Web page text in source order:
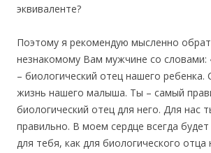
эквиваленте?
Поэтому я рекомендую мысленно
незнакомому Вам мужчине со словами:
– биологический отец нашего ребенка.
жизнь нашего малыша. Ты – самый
биологический отец для него. Для нас
правильно. В моем сердце всегда
для тебя, как для биологического отца